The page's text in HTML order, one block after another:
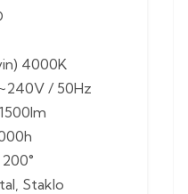
4000K
/ 50Hz
Staklo